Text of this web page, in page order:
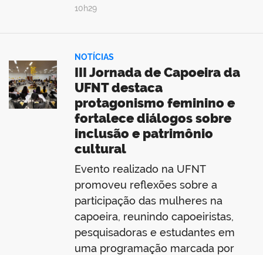
10h29
NOTÍCIAS
III Jornada de Capoeira da
UFNT destaca
protagonismo feminino e
fortalece diálogos sobre
inclusão e patrimônio
cultural
Evento realizado na UFNT
promoveu reflexões sobre a
participação das mulheres na
capoeira, reunindo capoeiristas,
pesquisadoras e estudantes em
uma programação marcada por